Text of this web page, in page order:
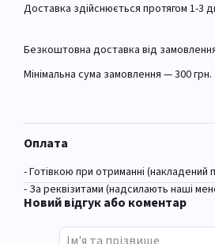
Доставка здійснюється протягом 1-3
Безкоштовна доставка від
Мінімальна сума замовлення — 300 грн.
Оплата
- Готівкою при отриманні (накладений
- За реквізитами (надсилають наші
Новий відгук або коментар